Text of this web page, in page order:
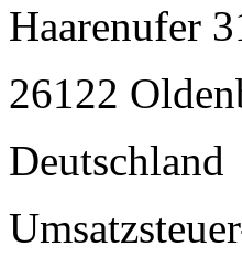
Haarenufer
26122
Deutschland